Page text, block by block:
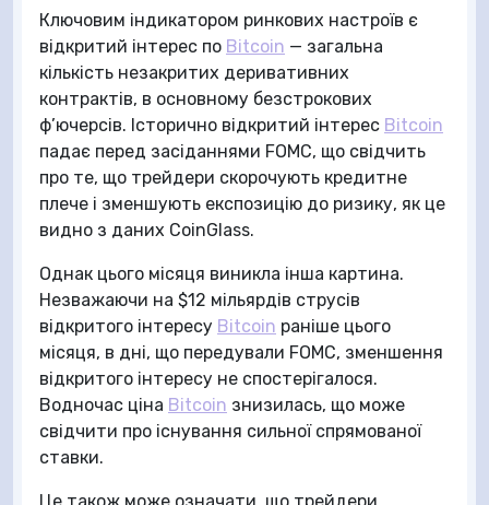
Ключовим індикатором ринкових настроїв є
відкритий інтерес по Bitcoin — загальна
кількість незакритих деривативних
контрактів, в основному безстрокових
ф’ючерсів. Історично відкритий інтерес Bitcoin
падає перед засіданнями FOMC, що свідчить
про те, що трейдери скорочують кредитне
плече і зменшують експозицію до ризику, як це
видно з даних CoinGlass.
Однак цього місяця виникла інша картина.
Незважаючи на $12 мільярдів струсів
відкритого інтересу Bitcoin раніше цього
місяця, в дні, що передували FOMC, зменшення
відкритого інтересу не спостерігалося.
Водночас ціна Bitcoin знизилась, що може
свідчити про існування сильної спрямованої
ставки.